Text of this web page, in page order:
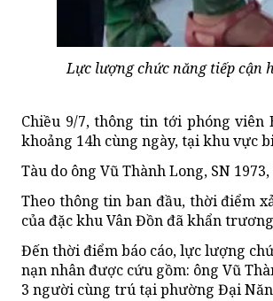
Lực lượng chức năng tiếp cận
Chiều 9/7, thông tin tới phóng viên
khoảng 14h cùng ngày, tại khu vực
Tàu do ông Vũ Thành Long, SN
Theo thông tin ban đầu, thời điểm
của đặc khu Vân Đồn đã khẩn
Đến thời điểm báo cáo, lực lượng
nạn nhân được cứu gồm: ông Vũ
3 người cùng trú tại phường Đại